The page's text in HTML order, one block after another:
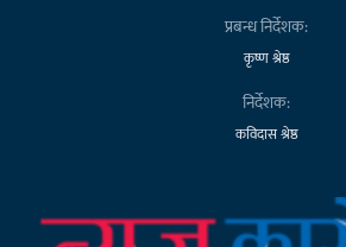
प्रबन्ध निर्देशक:
कृष्ण श्रेष्ठ
निर्देशक:
कविदास श्रेष्ठ